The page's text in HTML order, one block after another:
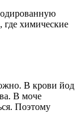
где химические
В крови йод
В моче
Поэтому